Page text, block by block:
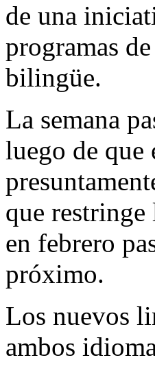
de una
programas
bilingüe.
La semana
luego de que
que
en febrero
próximo.
Los nuevos
ambos